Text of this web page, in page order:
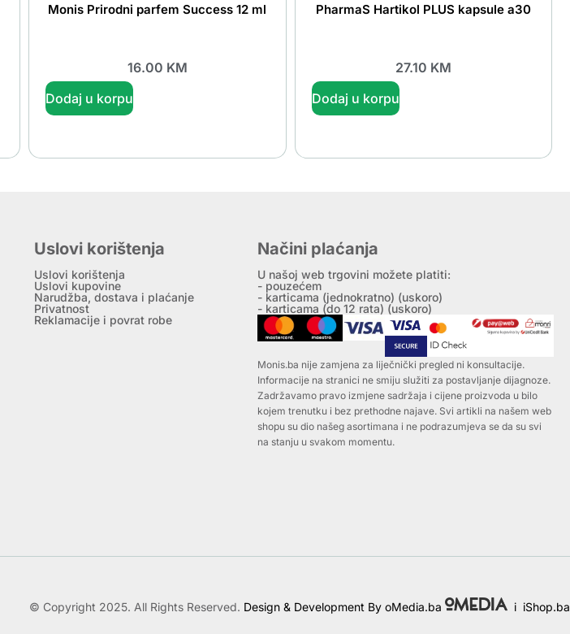
Monis Prirodni parfem Success 12 ml
16.00 KM
Dodaj u korpu
PharmaS Hartikol PLUS kapsule a30
27.10 KM
Dodaj u korpu
Uslovi korištenja
Uslovi korištenja
Uslovi kupovine
Narudžba, dostava i plaćanje
Privatnost
Reklamacije i povrat robe
Načini plaćanja
U našoj web trgovini možete platiti:
- pouzećem
- karticama (jednokratno) (uskoro)
- karticama (do 12 rata) (uskoro)
Monis.ba nije zamjena za liječnički pregled ni konsultacije.
Informacije na stranici ne smiju služiti za postavljanje dijagnoze.
Zadržavamo pravo izmjene sadržaja i cijene proizvoda u bilo
kojem trenutku i bez prethodne najave. Svi artikli na našem web
shopu su dio našeg asortimana i ne podrazumjeva se da su svi
na stanju u svakom momentu.
© Copyright 2025. All Rights Reserved. Design & Development By oMedia.ba i iShop.ba